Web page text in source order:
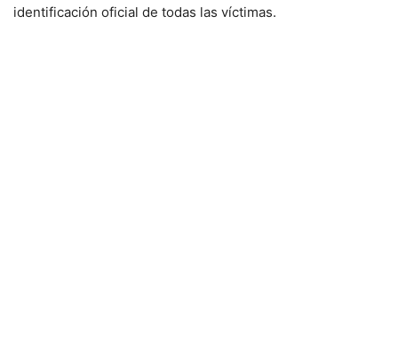
identificación oficial de todas las víctimas.